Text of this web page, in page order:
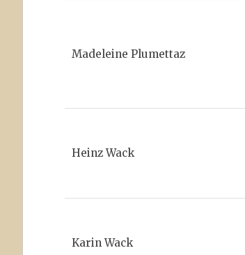
Madeleine Plumettaz
Heinz Wack
Karin Wack